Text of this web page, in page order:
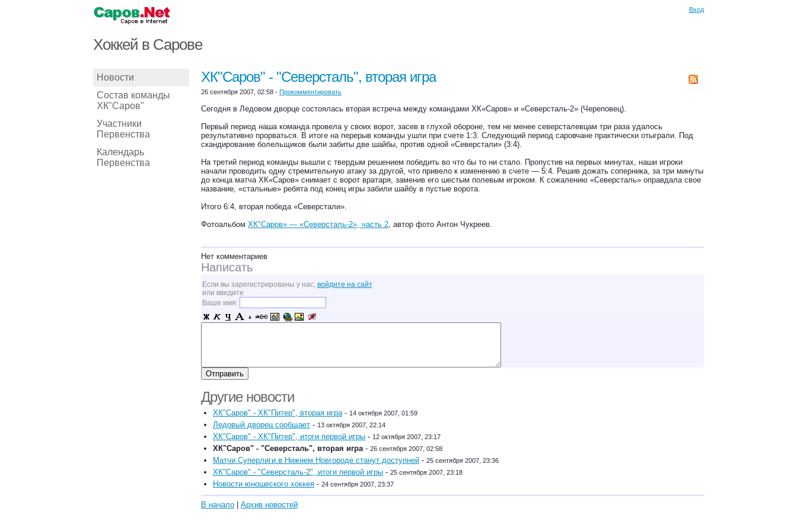
Вход
Хоккей в Сарове
Новости
Состав команды
ХК"Саров"
Участники
Первенства
Календарь
Первенства
ХК"Саров" - "Северсталь", вторая игра
26 сентября 2007, 02:58 - Прокомментировать
Сегодня в Ледовом дворце состоялась вторая встреча между командами ХК«Саров» и «Северсталь-2» (Череповец).
Первый период наша команда провела у своих ворот, засев в глухой обороне, тем не менее северсталевцам три раза удалось
результативно прорваться. В итоге на перерыв команды ушли при счете 1:3. Следующий период саровчане практически отыграли. Под
скандирование болельщиков были забиты две шайбы, против одной «Северстали» (3:4).
На третий период команды вышли с твердым решением победить во что бы то ни стало. Пропустив на первых минутах, наши игроки
начали проводить одну стремительную атаку за другой, что привело к изменению в счете — 5:4. Решив дожать соперника, за три минуты
до конца матча ХК«Саров» снимает с ворот вратаря, заменив его шестым полевым игроком. К сожалению «Северсталь» оправдала свое
название, «стальные» ребята под конец игры забили шайбу в пустые ворота.
Итого 6:4, вторая победа «Северстали».
Фотоальбом ХК"Саров» — «Северсталь-2», часть 2, автор фото Антон Чукреев.
Нет комментариев
Написать
Если вы зарегистрированы у нас, войдите на сайт.
или введите
Ваше имя:
Другие новости
ХК"Саров" - ХК"Питер", вторая игра - 14 октября 2007, 01:59
Ледовый дворец сообщает - 13 октября 2007, 22:14
ХК"Саров" - ХК"Питер", итоги первой игры - 12 октября 2007, 23:17
ХК"Саров" - "Северсталь", вторая игра - 26 сентября 2007, 02:58
Матчи Суперлиги в Нижнем Новгороде станут доступней - 25 сентября 2007, 23:36
ХК"Саров" - "Северсталь-2", итоги первой игры - 25 сентября 2007, 23:18
Новости юношеского хоккея - 24 сентября 2007, 23:37
В начало | Архив новостей